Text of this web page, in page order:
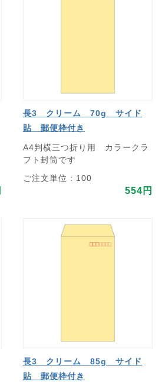
長3 クリーム 70g サイド
貼 郵便枠付き
A4判横三つ折り用 カラークラ
フト封筒です
ご注文単位：100
554円
長3 クリーム 85g サイド
貼 郵便枠付き